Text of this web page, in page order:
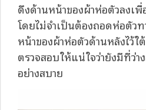
ดึงด้านหน้าของผ้าห่อตัวลงเพื่
โดยไม่จำเป็นต้องถอดห่อตัว
หน้าของผ้าห่อตัวด้านหลังไว้
ตรวจสอบให้แน่ใจว่ายังมีที่ว่า
อย่างสบาย